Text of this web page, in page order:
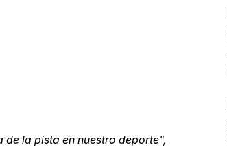
la pista en nuestro deporte",